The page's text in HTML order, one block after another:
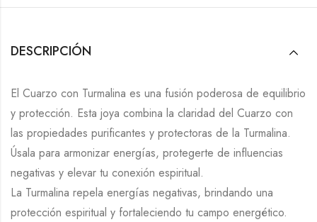
DESCRIPCIÓN
El Cuarzo con Turmalina es una fusión poderosa de equilibrio
y protección. Esta joya combina la claridad del Cuarzo con
las propiedades purificantes y protectoras de la Turmalina.
Úsala para armonizar energías, protegerte de influencias
negativas y elevar tu conexión espiritual.
La Turmalina repela energías negativas, brindando una
protección espiritual y fortaleciendo tu campo energético.